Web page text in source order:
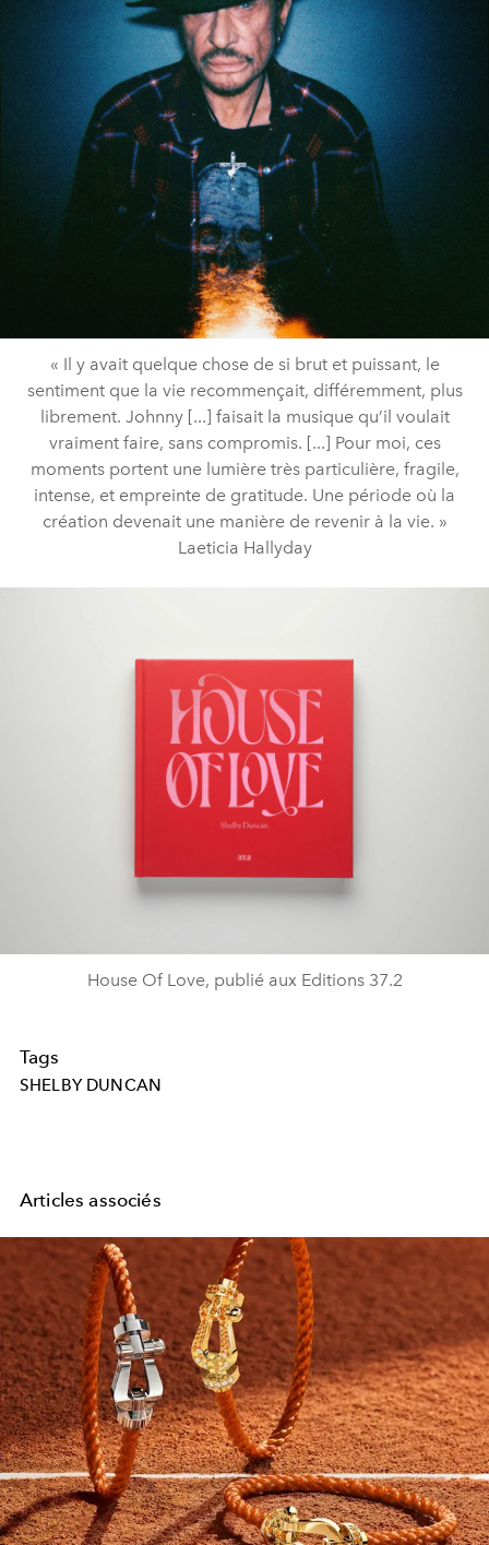
« Il y avait quelque chose de si brut et puissant, le
sentiment que la vie recommençait, différemment, plus
librement. Johnny [...] faisait la musique qu’il voulait
vraiment faire, sans compromis. [...] Pour moi, ces
moments portent une lumière très particulière, fragile,
intense, et empreinte de gratitude. Une période où la
création devenait une manière de revenir à la vie. »
Laeticia Hallyday
House Of Love, publié aux Editions 37.2
Tags
SHELBY DUNCAN
Articles associés